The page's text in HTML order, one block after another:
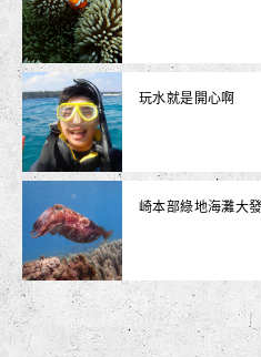
玩水就是開心啊
崎本部綠地海灘大